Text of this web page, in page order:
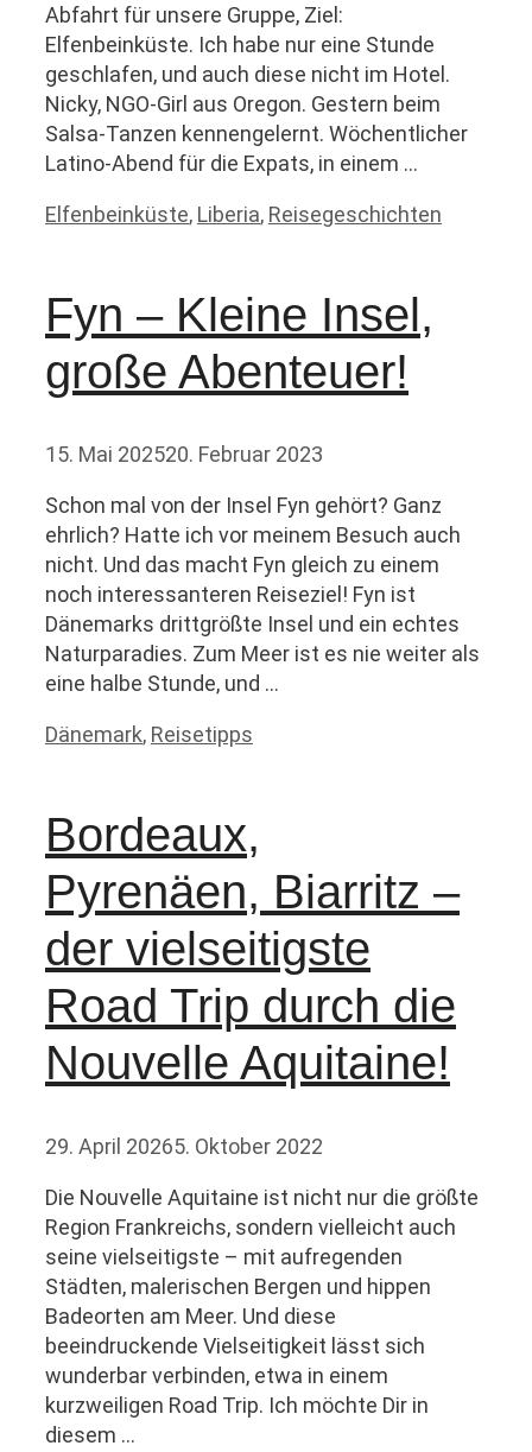
Abfahrt für unsere Gruppe, Ziel:
Elfenbeinküste. Ich habe nur eine Stunde
geschlafen, und auch diese nicht im Hotel.
Nicky, NGO-Girl aus Oregon. Gestern beim
Salsa-Tanzen kennengelernt. Wöchentlicher
Latino-Abend für die Expats, in einem …
Kategorien
Elfenbeinküste, Liberia, Reisegeschichten
Fyn – Kleine Insel,
große Abenteuer!
15. Mai 202520. Februar 2023
Schon mal von der Insel Fyn gehört? Ganz
ehrlich? Hatte ich vor meinem Besuch auch
nicht. Und das macht Fyn gleich zu einem
noch interessanteren Reiseziel! Fyn ist
Dänemarks drittgrößte Insel und ein echtes
Naturparadies. Zum Meer ist es nie weiter als
eine halbe Stunde, und …
Kategorien
Dänemark, Reisetipps
Bordeaux,
Pyrenäen, Biarritz –
der vielseitigste
Road Trip durch die
Nouvelle Aquitaine!
29. April 20265. Oktober 2022
Die Nouvelle Aquitaine ist nicht nur die größte
Region Frankreichs, sondern vielleicht auch
seine vielseitigste – mit aufregenden
Städten, malerischen Bergen und hippen
Badeorten am Meer. Und diese
beeindruckende Vielseitigkeit lässt sich
wunderbar verbinden, etwa in einem
kurzweiligen Road Trip. Ich möchte Dir in
diesem …